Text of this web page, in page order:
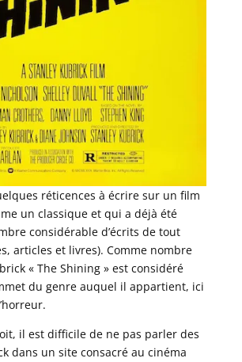
réticences à écrire sur un film
un classique et qui a déjà été
considérable d’écrits de tout
articles et livres). Comme nombre
« The Shining » est considéré
du genre auquel il appartient, ici
il est difficile de ne pas parler des
dans un site consacré au cinéma